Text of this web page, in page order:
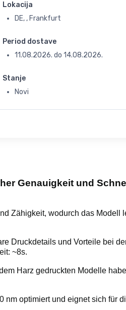
Lokacija
DE, , Frankfurt
Period dostave
11.08.2026. do 14.08.2026.
Stanje
Novi